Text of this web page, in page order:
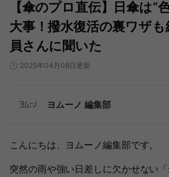
【傘のプロ直伝】日傘は“
大事！撥水復活の裏ワザ
員さんに聞いた
2025年04月08日更新
ヨムーノ 編集部
こんにちは、ヨムーノ編集部です。
突然の雨や強い日差しに欠かせない